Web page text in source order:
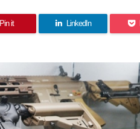
Pin it LinkedIn